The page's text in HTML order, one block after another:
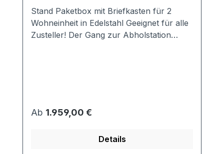
Stand Paketbox mit Briefkasten für 2
Wohneinheit in Edelstahl Geeignet für alle
Zusteller! Der Gang zur Abholstation
DIN EN 13724 konformer Briefkasten
(passend für alle DIN A4 Umschläge) 1
einer Türverstärkung -> Paketboxen sind
Regulärer Preis:
Ab 1.959,00 €
Details